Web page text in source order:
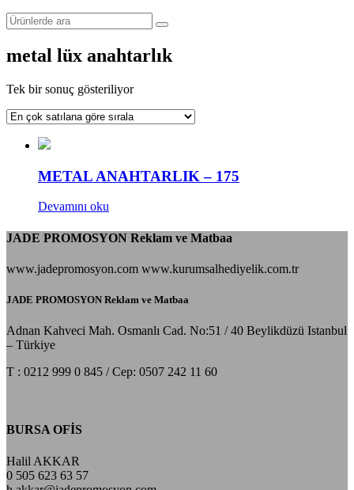
metal lüx anahtarlık
Tek bir sonuç gösteriliyor
METAL ANAHTARLIK – 175
Devamını oku
JADE PROMOSYON Reklam ve Matbaa
www.jadepromosyon.com www.kurumsalhediyelik.com.tr
JADE PROMOSYON Reklam ve Matbaa
Adnan Kahveci Mah. Osmanlı Cad. No:51 / 40 Beylikdüzü Istanbul
– Türkiye
T : 0212 999 0 845 / Cep: 0507 242 11 60
BURSA OFİS
Halil AKKAR
0 505 623 63 57